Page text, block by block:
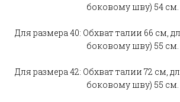
боковому шву) 54 см.
Для размера 40: Обхват талии 66 см,
боковому шву) 55 см.
Для размера 42: Обхват талии 72 см,
боковому шву) 55 см.